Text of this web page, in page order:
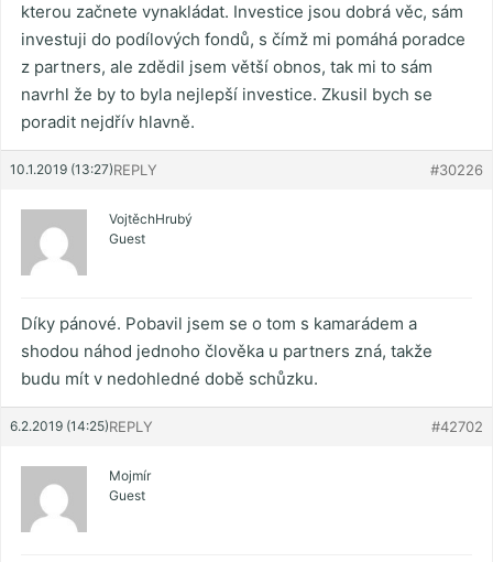
kterou začnete vynakládat. Investice jsou dobrá věc, sám
investuji do podílových fondů, s čímž mi pomáhá poradce
z partners, ale zdědil jsem větší obnos, tak mi to sám
navrhl že by to byla nejlepší investice. Zkusil bych se
poradit nejdřív hlavně.
10.1.2019 (13:27) #30226
REPLY
VojtěchHrubý
Guest
Díky pánové. Pobavil jsem se o tom s kamarádem a
shodou náhod jednoho člověka u partners zná, takže
budu mít v nedohledné době schůzku.
6.2.2019 (14:25) #42702
REPLY
Mojmír
Guest